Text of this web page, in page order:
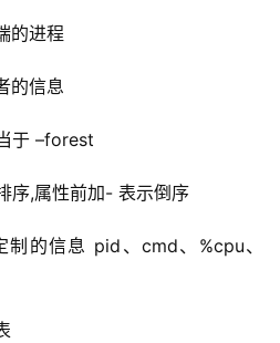
的进程
的信息
于 –forest
序,属性前加- 表示倒序
的信息 pid、cmd、%cpu、